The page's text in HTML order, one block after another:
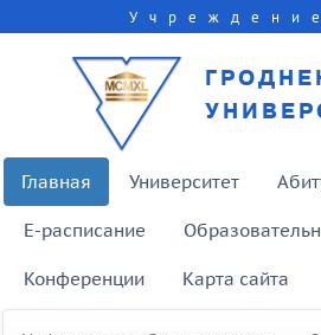
Главная Университет
E-расписание
Конференции Карта сайта